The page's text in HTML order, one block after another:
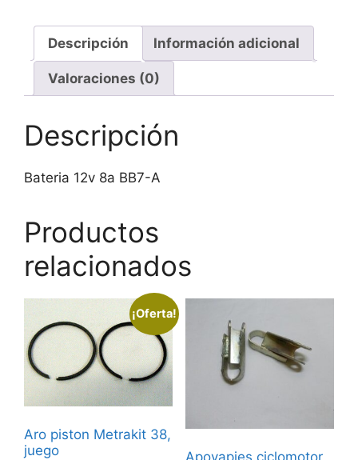
Descripción Información adicional
Valoraciones (0)
Descripción
Bateria 12v 8a BB7-A
Productos
relacionados
¡Oferta!
Aro piston Metrakit 38,
juego